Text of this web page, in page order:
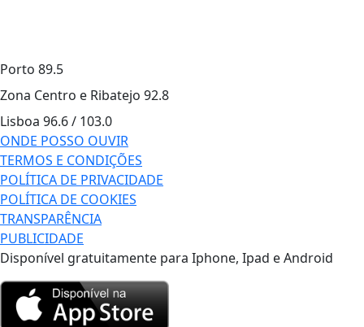
Porto 89.5
Zona Centro e Ribatejo 92.8
Lisboa 96.6 / 103.0
ONDE POSSO OUVIR
TERMOS E CONDIÇÕES
POLÍTICA DE PRIVACIDADE
POLÍTICA DE COOKIES
TRANSPARÊNCIA
PUBLICIDADE
Disponível gratuitamente para Iphone, Ipad e Android